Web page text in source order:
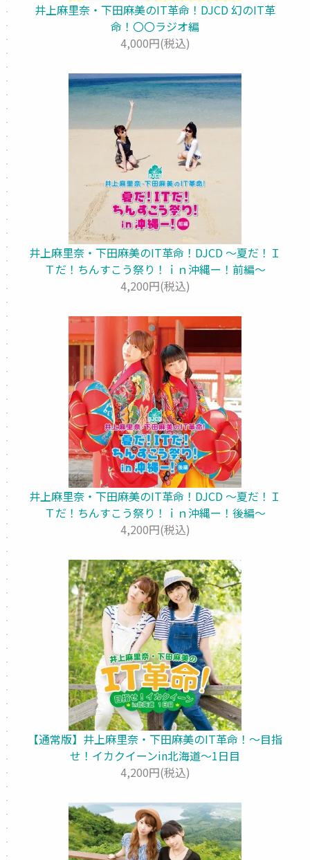
井上麻里奈・下田麻美のIT革命！DJCD 幻のIT革
命！〇〇ラジオ編
4,000円(税込)
井上麻里奈・下田麻美のIT革命！DJCD ～夏だ！Ｉ
Ｔだ！ちんすこう祭り！ｉｎ沖縄ー！前編～
4,200円(税込)
井上麻里奈・下田麻美のIT革命！DJCD ～夏だ！Ｉ
Ｔだ！ちんすこう祭り！ｉｎ沖縄ー！後編～
4,200円(税込)
【通常版】井上麻里奈・下田麻美のIT革命！～目指
せ！イカクイーンin北海道～1日目
4,200円(税込)